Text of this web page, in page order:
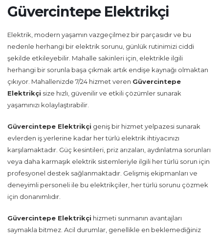
Güvercintepe Elektrikçi
Elektrik, modern yaşamın vazgeçilmez bir parçasıdır ve bu
nedenle herhangi bir elektrik sorunu, günlük rutinimizi ciddi
şekilde etkileyebilir. Mahalle sakinleri için, elektrikle ilgili
herhangi bir sorunla başa çıkmak artık endişe kaynağı olmaktan
çıkıyor. Mahallenizde 7/24 hizmet veren Güvercintepe
Elektrikçi size hızlı, güvenilir ve etkili çözümler sunarak
yaşamınızı kolaylaştırabilir.
Güvercintepe Elektrikçi geniş bir hizmet yelpazesi sunarak
evlerden iş yerlerine kadar her türlü elektrik ihtiyacınızı
karşılamaktadır. Güç kesintileri, priz arızaları, aydınlatma sorunları
veya daha karmaşık elektrik sistemleriyle ilgili her türlü sorun için
profesyonel destek sağlanmaktadır. Gelişmiş ekipmanları ve
deneyimli personeli ile bu elektrikçiler, her türlü sorunu çözmek
için donanımlıdır.
Güvercintepe Elektrikçi hizmeti sunmanın avantajları
saymakla bitmez. Acil durumlar, genellikle en beklemediğiniz